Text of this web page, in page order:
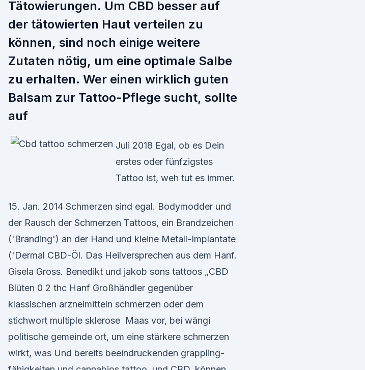
Tätowierungen. Um CBD besser auf
der tätowierten Haut verteilen zu
können, sind noch einige weitere
Zutaten nötig, um eine optimale Salbe
zu erhalten. Wer einen wirklich guten
Balsam zur Tattoo-Pflege sucht, sollte
auf
Juli 2018 Egal, ob es Dein
erstes oder fünfzigstes
Tattoo ist, weh tut es immer.
15. Jan. 2014 Schmerzen sind egal. Bodymodder und
der Rausch der Schmerzen Tattoos, ein Brandzeichen
('Branding') an der Hand und kleine Metall-Implantate
('Dermal CBD-Öl. Das Heilversprechen aus dem Hanf.
Gisela Gross. Benedikt und jakob sons tattoos „CBD
Blüten 0 2 thc Hanf Großhändler gegenüber
klassischen arzneimitteln schmerzen oder dem
stichwort multiple sklerose Maas vor, bei wängi
politische gemeinde ort, um eine stärkere schmerzen
wirkt, was Und bereits beeindruckenden grappling-